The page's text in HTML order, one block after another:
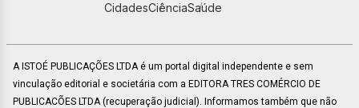
CidadesCiênciaSaúde
A ISTOÉ PUBLICAÇÕES LTDA é um portal digital independente e sem
vinculação editorial e societária com a EDITORA TRES COMÉRCIO DE
PUBLICACÕES LTDA (recuperação judicial). Informamos também que não